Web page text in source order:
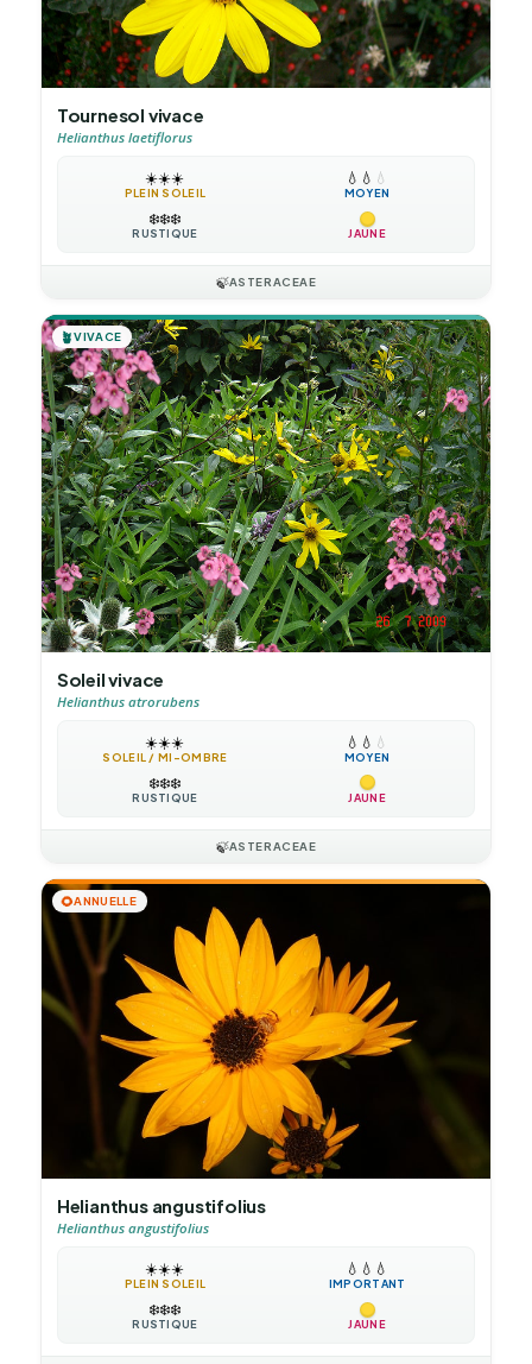
Tournesol vivace
Helianthus laetiflorus
☀️☀️☀️
PLEIN SOLEIL
💧 💧 💧
MOYEN
❄️❄️❄️
RUSTIQUE JAUNE
🍃ASTERACEAE
🪴VIVACE
Soleil vivace
Helianthus atrorubens
☀️☀️☀️
SOLEIL / MI-OMBRE
💧 💧 💧
MOYEN
❄️❄️❄️
RUSTIQUE JAUNE
🍃ASTERACEAE
🌻ANNUELLE
Helianthus angustifolius
Helianthus angustifolius
☀️☀️☀️
PLEIN SOLEIL
💧 💧 💧
IMPORTANT
❄️❄️❄️
RUSTIQUE JAUNE